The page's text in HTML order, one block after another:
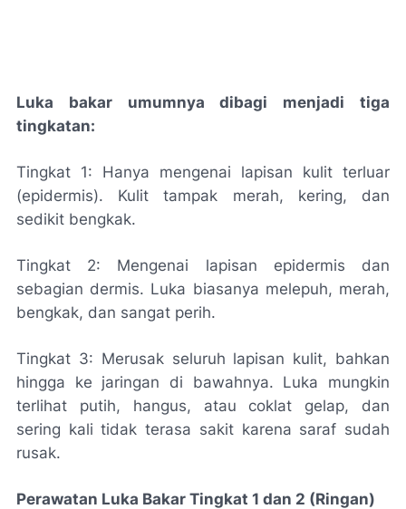
Luka bakar umumnya dibagi menjadi tiga
tingkatan:
Tingkat 1: Hanya mengenai lapisan kulit terluar
(epidermis). Kulit tampak merah, kering, dan
sedikit bengkak.
Tingkat 2: Mengenai lapisan epidermis dan
sebagian dermis. Luka biasanya melepuh, merah,
bengkak, dan sangat perih.
Tingkat 3: Merusak seluruh lapisan kulit, bahkan
hingga ke jaringan di bawahnya. Luka mungkin
terlihat putih, hangus, atau coklat gelap, dan
sering kali tidak terasa sakit karena saraf sudah
rusak.
Perawatan Luka Bakar Tingkat 1 dan 2 (Ringan)